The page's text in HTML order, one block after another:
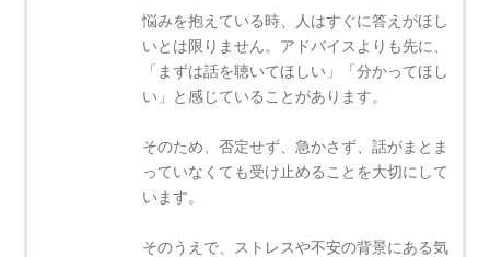
悩みを抱えている時、人はすぐに答えがほし
いとは限りません。アドバイスよりも先に、
「まずは話を聴いてほしい」「分かってほし
い」と感じていることがあります。
そのため、否定せず、急かさず、話がまとま
っていなくても受け止めることを大切にして
います。
そのうえで、ストレスや不安の背景にある気